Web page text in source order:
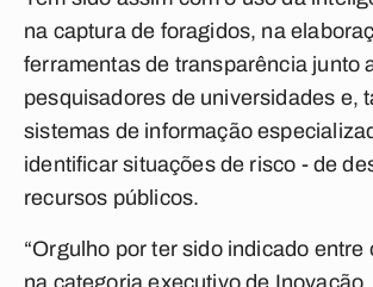
na captura de foragidos, na
ferramentas de transparência junto
pesquisadores de universidades e,
sistemas de informação
identificar situações de risco - de
recursos públicos.
“Orgulho por ter sido indicado entre
na categoria executivo de